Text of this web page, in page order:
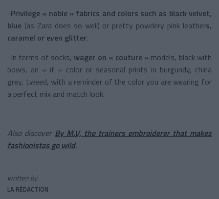
-Privilege « noble » fabrics and colors such as black velvet,
blue (as Zara does so well) or pretty powdery pink leathers,
caramel or even glitter.
-In terms of socks,wager on « couture »models, black with
bows, an « it » color or seasonal prints in burgundy, china
grey, tweed, with a reminder of the color you are wearing for
a perfect mix and match look.
Also discover By M.V, the trainers embroiderer that makes
fashionistas go wild.
written by
LA RÉDACTION